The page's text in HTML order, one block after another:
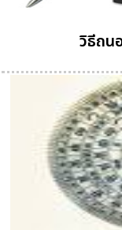
วิธีถน